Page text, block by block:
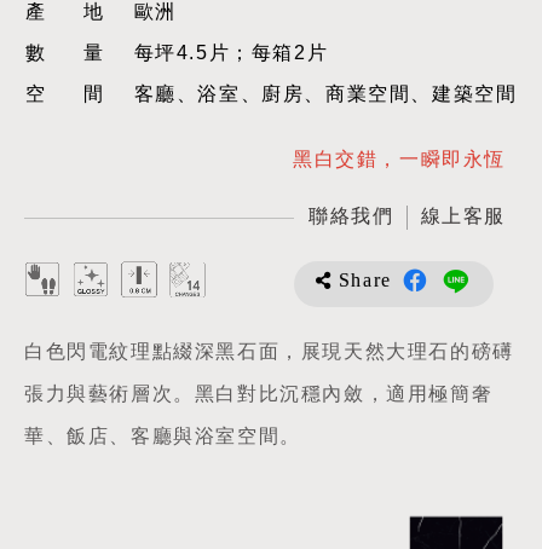
產地歐洲
數量每坪4.5片；每箱2片
空間客廳、浴室、廚房、商業空間、建築空間
黑白交錯，一瞬即永恆
聯絡我們 線上客服
Share
白色閃電紋理點綴深黑石面，展現天然大理石的磅礡
張力與藝術層次。黑白對比沉穩內斂，適用極簡奢
華、飯店、客廳與浴室空間。